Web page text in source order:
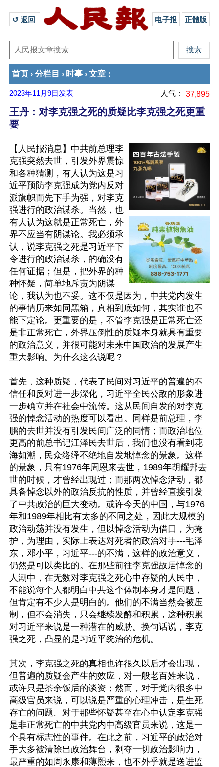
↺ 返回 电子报 正體版
首页 › 分栏目 › 时事 › 文章 ：
2023年11月9日 发表 人气： 37,895
王丹：对李克强之死的质疑比李克强之死更重
要
【人民报消息】中共前总理李
克强突然去世，引发外界震惊
和各种猜测，有人认为这是习
近平预防李克强成为党内反对
派旗帜而先下手为强，对李克
强进行的政治谋杀。当然，也
有人认为这就是正常死亡，外
界不应当有阴谋论。我必须承
认，说李克强之死是习近平下
令进行的政治谋杀，的确没有
任何证据；但是，把外界的种
种怀疑，简单地斥责为阴谋
论，我认为也不妥。这不仅是因为，中共党内发生
的事情历来如同黑箱，真相到底如何，其实谁也不
能下定论。更重要的是，不管李克强是正常死亡还
是非正常死亡，外界压倒性的质疑本身就具有重要
的政治意义，并很可能对未来中国政治的发展产生
重大影响。为什么这么说呢？
首先，这种质疑，代表了民间对习近平的普遍的不
信任和反对进一步深化，习近平全民公敌的形象进
一步确立并在社会中流传。这从民间自发的对李克
强的悼念活动的热度可以看出。同样是前总理，李
鹏的去世并没有引发民间广泛的同情；而政治地位
更高的前总书记江泽民去世后，我们也没有看到花
海如潮，民众络绎不绝地自发地悼念的景象。这样
的景象，只有1976年周恩来去世，1989年胡耀邦去
世的时候，才曾经出现过；而那两次悼念活动，都
具备悼念以外的政治反抗的性质，并曾经直接引发
了中共政治的巨大变动。或许今天的中国，与1976
年和1989年相比有太多的不同之处，因此大规模的
政治动荡并没有发生，但以悼念活动为借口，为掩
护，为理由，实际上表达对死者的政治对手---毛泽
东，邓小平，习近平---的不满，这样的政治意义，
仍然是可以类比的。在那些前往李克强故居悼念的
人潮中，在无数对李克强之死心中存疑的人民中，
不能说每个人都明白中共这个体制本身才是问题，
但肯定有不少人是明白的。他们的不满当然会被压
制，但不会消失，只会继续发酵和积累，这种积累
对习近平来说是一种潜在的威胁。换句话说，李克
强之死，凸显的是习近平统治的危机。
其次，李克强之死的真相也许很久以后才会出现，
但普遍的质疑会产生的效应，对一般老百姓来说，
或许只是茶余饭后的谈资；然而，对于党内很多中
高级官员来说，可以说是严重的心理冲击，是生死
存亡的问题。对于那些怀疑甚至在心中认定李克强
是非正常死亡的中共党内中高级官员来说，这是一
个具有标志性的事件。在此之前，习近平的政治对
手大多被清除出政治舞台，剥夺一切政治影响力，
最严重的如周永康和薄熙来，也不外乎就是送进监